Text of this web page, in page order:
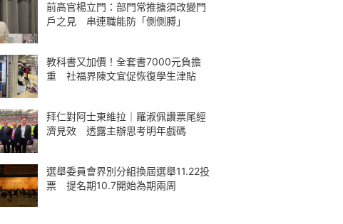
前高官楊立門：部門常推搪須改變門
戶之見 串連職能防「側側膊」
教科書又加價！全套書7000元負擔
重 社福界陳文宜促恢復學生津貼
拜仁對阿士東維拉｜羅淑佩讚票尾經
濟見效 透露主辦思考明年戲碼
選舉委員會界別分組換屆選舉11.22投
票 提名期10.7開始為期兩周